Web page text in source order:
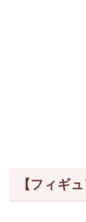
【フィギ